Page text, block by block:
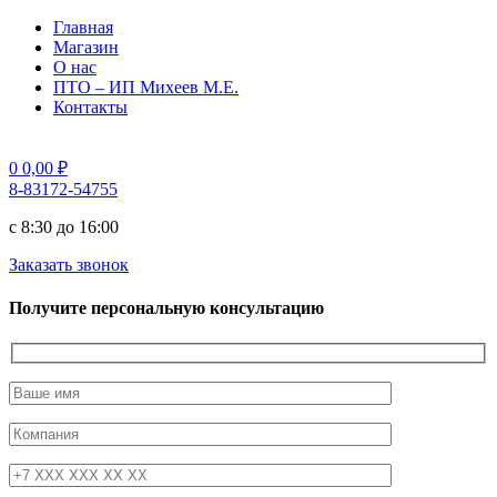
Главная
Магазин
О нас
ПТО – ИП Михеев М.Е.
Контакты
0 0,00 ₽
8-83172-54755
с 8:30 до 16:00
Заказать звонок
Получите персональную консультацию